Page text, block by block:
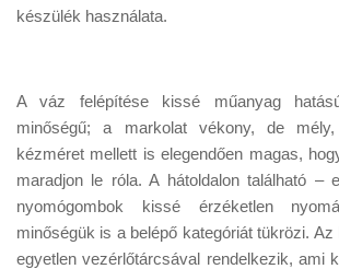
készülék használata.
A váz felépítése kissé műanyag
minőségű; a markolat vékony, de
kézméret mellett is elegendően magas,
maradjon le róla. A hátoldalon található –
nyomógombok kissé érzéketlen
minőségük is a belépő kategóriát tükrözi.
egyetlen vezérlőtárcsával rendelkezik, ami